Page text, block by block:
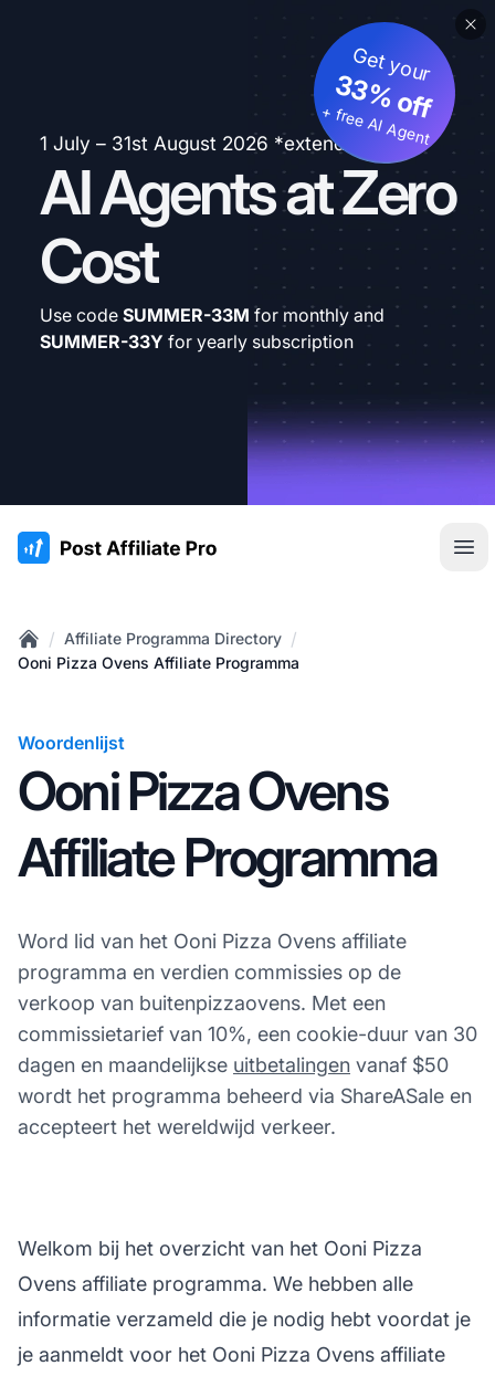
1 July – 31st August 2026 *extended
AI Agents at Zero
Cost
Get your
33% off
+ free AI Agent
Use code SUMMER-33M for monthly and
SUMMER-33Y for yearly subscription
:site.title
Home
/ Affiliate Programma Directory /
Ooni Pizza Ovens Affiliate Programma
Woordenlijst
Ooni Pizza Ovens
Affiliate Programma
Word lid van het Ooni Pizza Ovens affiliate
programma en verdien commissies op de
verkoop van buitenpizzaovens. Met een
commissietarief van 10%, een cookie-duur van 30
dagen en maandelijkse uitbetalingen vanaf $50
wordt het programma beheerd via ShareASale en
accepteert het wereldwijd verkeer.
Welkom bij het overzicht van het Ooni Pizza
Ovens affiliate programma. We hebben alle
informatie verzameld die je nodig hebt voordat je
je aanmeldt voor het Ooni Pizza Ovens affiliate